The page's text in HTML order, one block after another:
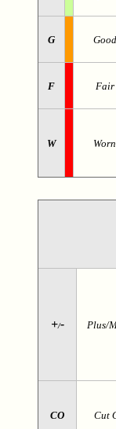
G Good
F Fair
W Worn
+/- Plus/
CO Cut